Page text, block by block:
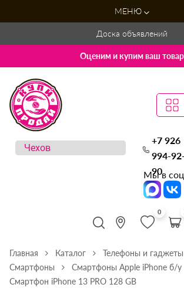
МЕНЮ
Доска объявлений
Оценим и купим ваш товар
+7 926
994-92-
90
Мы в
0
Главная Каталог
Телефоны и гаджеты
Смартфоны
Смартфоны Apple iPhone б/у
Смартфон iPhone 13 PRO 128 GB